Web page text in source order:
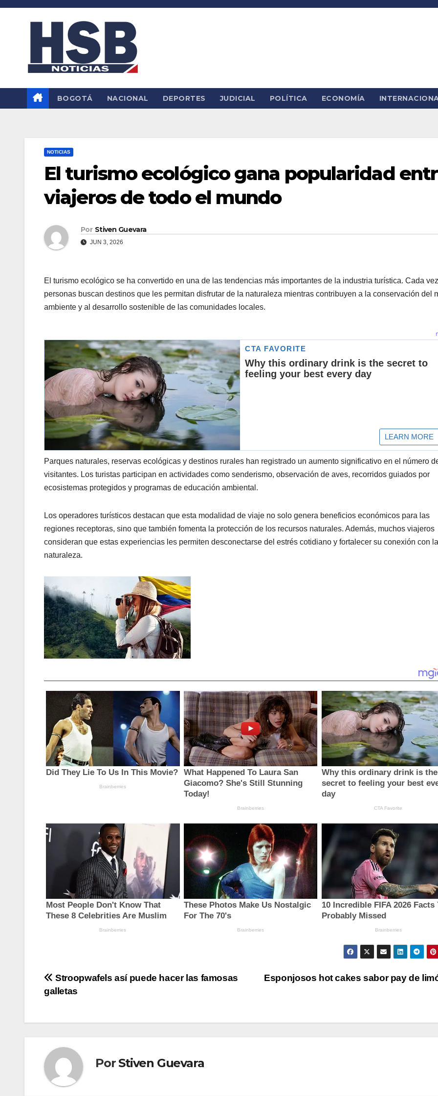
Saltar
BOGOTÁ NACIONAL DEPORTES JUDICIAL POLÍTICA ECONOMÍA
NOTICIAS
El turismo ecológico gana popularidad
viajeros de todo el mundo
Por Stiven Guevara
JUN 3, 2026
El turismo ecológico se ha convertido en una de las tendencias más importantes de la industria turística. Cada
personas buscan destinos que les permitan disfrutar de la naturaleza mientras contribuyen a la conservación del
ambiente y al desarrollo sostenible de las comunidades locales.
Parques naturales, reservas ecológicas y destinos rurales han registrado un aumento significativo en el número
visitantes. Los turistas participan en actividades como senderismo, observación de aves, recorridos guiados por
ecosistemas protegidos y programas de educación ambiental.
Los operadores turísticos destacan que esta modalidad de viaje no solo genera beneficios económicos para las
regiones receptoras, sino que también fomenta la protección de los recursos naturales. Además, muchos viajeros
consideran que estas experiencias les permiten desconectarse del estrés cotidiano y fortalecer su conexión con la
naturaleza.
Navegación
de
entradas
Esponjosos hot cakes sabor pay de
Stroopwafels así puede hacer las famosas
galletas
Por Stiven Guevara